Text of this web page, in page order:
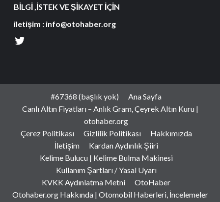
BİLGİ ,İSTEK VE ŞİKAYET İÇİN
iletişim : info@otohaber.org
#67368 (başlık yok)
Ana Sayfa
Canlı Altın Fiyatları – Anlık Gram, Çeyrek Altın Kuru |
otohaber.org
Çerez Politikası
Gizlilik Politikası
Hakkımızda
İletişim
Kardan Aydınlık Şiiri
Kelime Bulucu | Kelime Bulma Makinesi
Kullanım Şartları / Yasal Uyarı
KVKK Aydınlatma Metni
OtoHaber
Otohaber.org Hakkında | Otomobil Haberleri, İncelemeler